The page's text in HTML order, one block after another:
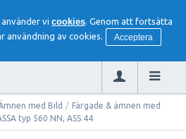
vi cookies. Genom att fortsätta
användning av cookies.
Acceptera
med Bild / Färgade & ämnen med
typ 560 NN, ASS 44